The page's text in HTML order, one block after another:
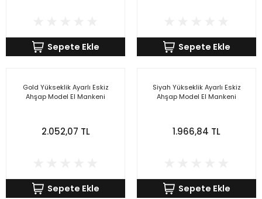
Sepete Ekle Sepete Ekle
Gold Yükseklik Ayarlı Eskiz
Ahşap Model El Mankeni
2.052,07 TL
Sepete Ekle
Siyah Yükseklik Ayarlı Eskiz
Ahşap Model El Mankeni
1.966,84 TL
Sepete Ekle